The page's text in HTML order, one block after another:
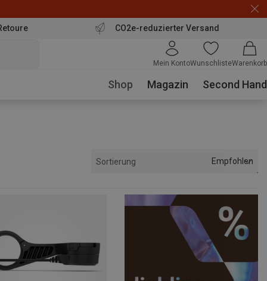
CO2e-reduzierter Versand
Mein KontoWunschlisteWarenkorb
Shop Magazin Second Hand
Sortierung Empfohlen